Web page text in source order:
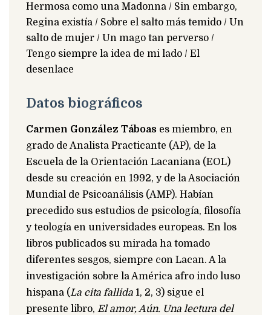
Hermosa como una Madonna / Sin embargo,
Regina existía / Sobre el salto más temido / Un
salto de mujer / Un mago tan perverso /
Tengo siempre la idea de mi lado / El
desenlace
Datos biográficos
Carmen González Táboas es miembro, en
grado de Analista Practicante (AP), de la
Escuela de la Orientación Lacaniana (EOL)
desde su creación en 1992, y de la Asociación
Mundial de Psicoanálisis (AMP). Habían
precedido sus estudios de psicología, filosofía
y teología en universidades europeas. En los
libros publicados su mirada ha tomado
diferentes sesgos, siempre con Lacan. A la
investigación sobre la América afro indo luso
hispana ( La cita fallida 1, 2, 3) sigue el
presente libro, El amor, Aún. Una lectura del